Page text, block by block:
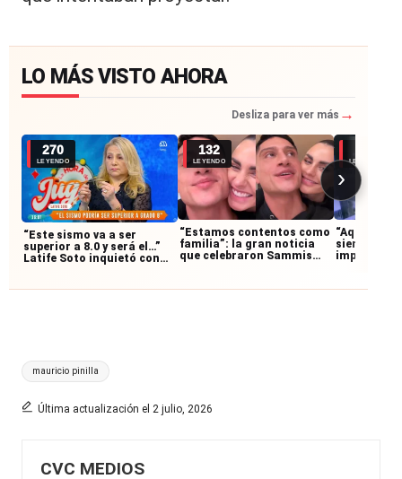
LO MÁS VISTO AHORA
Desliza para ver más →
270
LEYENDO
“Este sismo va a ser
superior a 8.0 y será el…”
Latife Soto inquietó con
fecha
132
LEYENDO
“Estamos contentos como
familia”: la gran noticia
que celebraron Sammis
LEYENDO
“Aquí
siempre,
clave
›
Etiquetas:
mauricio pinilla
Última actualización el 2 julio, 2026
CVC MEDIOS